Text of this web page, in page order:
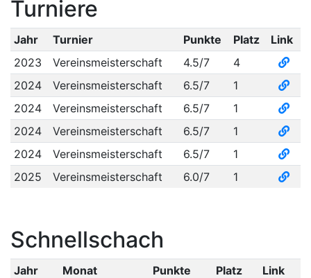
Turniere
Jahr Turnier Punkte Platz
Link
2023
Vereinsmeisterschaft 4.5/7
4
2024
Vereinsmeisterschaft 6.5/7
1
2024
Vereinsmeisterschaft 6.5/7
1
2024
Vereinsmeisterschaft 6.5/7
1
2024
Vereinsmeisterschaft 6.5/7
1
2025
Vereinsmeisterschaft 6.0/7 1
Schnellschach
Jahr Monat Punkte Platz
Link